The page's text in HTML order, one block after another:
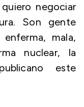
negociar
Son gente
mala,
nuclear, la
este